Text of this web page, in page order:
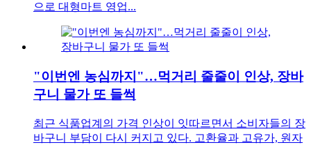
으로 대형마트 영업...
"이번엔 농심까지"…먹거리 줄줄이 인상, 장바
구니 물가 또 들썩
최근 식품업계의 가격 인상이 잇따르면서 소비자들의 장
바구니 부담이 다시 커지고 있다. 고환율과 고유가, 원자